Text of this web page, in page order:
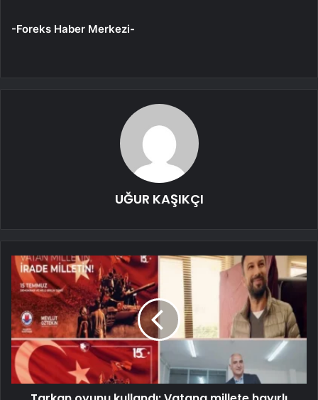
-Foreks Haber Merkezi-
UĞUR KAŞIKÇI